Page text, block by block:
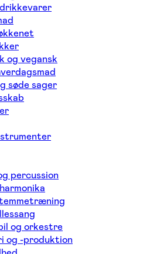
og vegansk
søde sager
percussion
og orkestre
og -produktion